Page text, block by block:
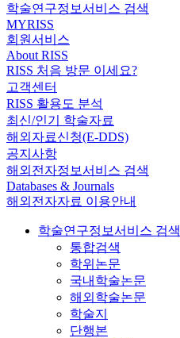
학술연구정보서비스 검색
MYRISS
회원서비스
About RISS
RISS 처음 방문 이세요?
고객센터
RISS 활용도 분석
최신/인기 학술자료
해외자료신청(E-DDS)
공지사항
해외전자정보서비스 검색
Databases & Journals
해외전자자료 이용안내
학술연구정보서비스 검색
통합검색
학위논문
국내학술논문
해외학술논문
학술지
단행본